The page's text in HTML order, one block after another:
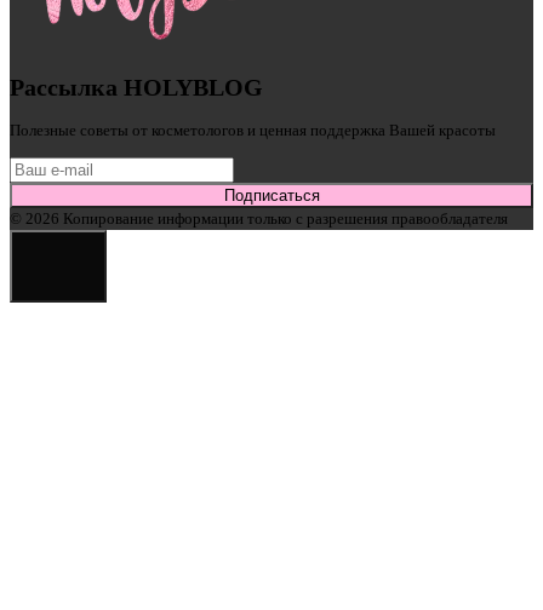
Рассылка HOLYBLOG
Полезные советы от косметологов и ценная поддержка Вашей красоты
Подписаться
© 2026 Копирование информации только с разрешения правообладателя